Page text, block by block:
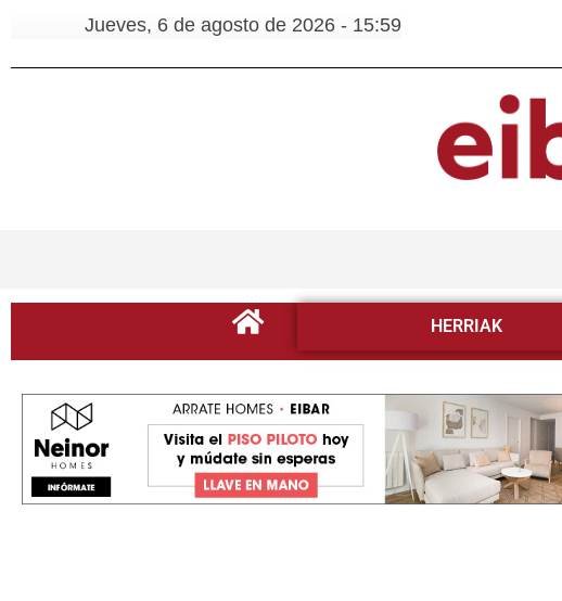
Jueves, 6 de agosto de 2026 - 15:59
HERRIAK